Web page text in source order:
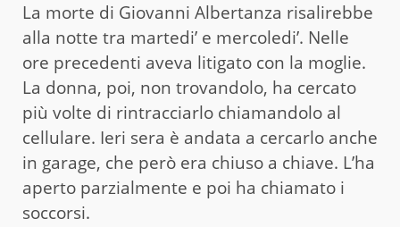
La morte di Giovanni Albertanza risalirebbe
alla notte tra martedi’ e mercoledi’. Nelle
ore precedenti aveva litigato con la moglie.
La donna, poi, non trovandolo, ha cercato
più volte di rintracciarlo chiamandolo al
cellulare. Ieri sera è andata a cercarlo anche
in garage, che però era chiuso a chiave. L’ha
aperto parzialmente e poi ha chiamato i
soccorsi.